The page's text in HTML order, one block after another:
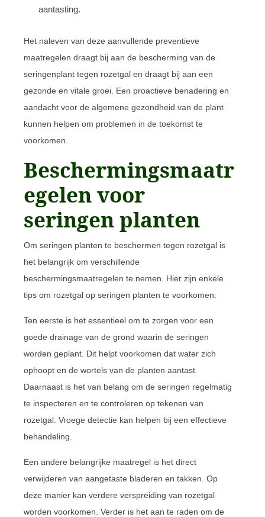
aantasting.
Het naleven van deze aanvullende preventieve
maatregelen draagt bij aan de bescherming van de
seringenplant tegen rozetgal en draagt bij aan een
gezonde en vitale groei. Een proactieve benadering en
aandacht voor de algemene gezondheid van de plant
kunnen helpen om problemen in de toekomst te
voorkomen.
Beschermingsmaatr
egelen voor
seringen planten
Om seringen planten te beschermen tegen rozetgal is
het belangrijk om verschillende
beschermingsmaatregelen te nemen. Hier zijn enkele
tips om rozetgal op seringen planten te voorkomen:
Ten eerste is het essentieel om te zorgen voor een
goede drainage van de grond waarin de seringen
worden geplant. Dit helpt voorkomen dat water zich
ophoopt en de wortels van de planten aantast.
Daarnaast is het van belang om de seringen regelmatig
te inspecteren en te controleren op tekenen van
rozetgal. Vroege detectie kan helpen bij een effectieve
behandeling.
Een andere belangrijke maatregel is het direct
verwijderen van aangetaste bladeren en takken. Op
deze manier kan verdere verspreiding van rozetgal
worden voorkomen. Verder is het aan te raden om de